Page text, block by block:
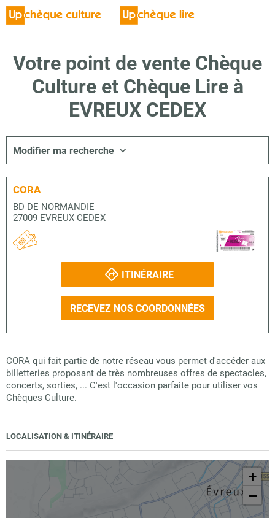
Votre point de vente Chèque
Culture et Chèque Lire à
EVREUX CEDEX
Modifier ma recherche
CORA
BD DE NORMANDIE
27009 EVREUX CEDEX
ITINÉRAIRE
RECEVEZ NOS COORDONNÉES
CORA qui fait partie de notre réseau vous permet d'accéder aux
billetteries proposant de très nombreuses offres de spectacles,
concerts, sorties, ... C'est l'occasion parfaite pour utiliser vos
Chèques Culture.
LOCALISATION & ITINÉRAIRE
+
−